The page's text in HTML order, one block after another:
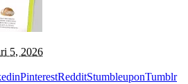
5, 2026
PinterestRedditStumbleuponTumblr